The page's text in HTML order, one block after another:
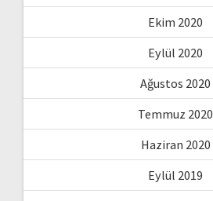
Ekim 2020
Eylül 2020
Ağustos 2020
Temmuz 2020
Haziran 2020
Eylül 2019